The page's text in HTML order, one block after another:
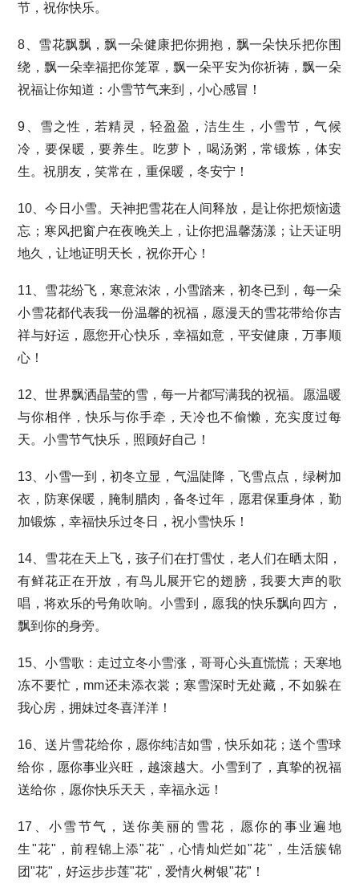
节，祝你快乐。
8、雪花飘飘，飘一朵健康把你拥抱，飘一朵快乐把你围
绕，飘一朵幸福把你笼罩，飘一朵平安为你祈祷，飘一朵
祝福让你知道：小雪节气来到，小心感冒！
9、雪之性，若精灵，轻盈盈，洁生生，小雪节，气候
冷，要保暖，要养生。吃萝卜，喝汤粥，常锻炼，体安
生。祝朋友，笑常在，重保暖，冬安宁！
10、今日小雪。天神把雪花在人间释放，是让你把烦恼遗
忘；寒风把窗户在夜晚关上，让你把温馨荡漾；让天证明
地久，让地证明天长，祝你开心！
11、雪花纷飞，寒意浓浓，小雪踏来，初冬已到，每一朵
小雪花都代表我一份温馨的祝福，愿漫天的雪花带给你吉
祥与好运，愿您开心快乐，幸福如意，平安健康，万事顺
心！
12、世界飘洒晶莹的雪，每一片都写满我的祝福。愿温暖
与你相伴，快乐与你手牵，天冷也不偷懒，充实度过每
天。小雪节气快乐，照顾好自己！
13、小雪一到，初冬立显，气温陡降，飞雪点点，绿树加
衣，防寒保暖，腌制腊肉，备冬过年，愿君保重身体，勤
加锻炼，幸福快乐过冬日，祝小雪快乐！
14、雪花在天上飞，孩子们在打雪仗，老人们在晒太阳，
有鲜花正在开放，有鸟儿展开它的翅膀，我要大声的歌
唱，将欢乐的号角吹响。小雪到，愿我的快乐飘向四方，
飘到你的身旁。
15、小雪歌：走过立冬小雪涨，哥哥心头直慌慌；天寒地
冻不要忙，mm还未添衣裳；寒雪深时无处藏，不如躲在
我心房，拥妹过冬喜洋洋！
16、送片雪花给你，愿你纯洁如雪，快乐如花；送个雪球
给你，愿你事业兴旺，越滚越大。小雪到了，真挚的祝福
送给你，愿你快乐天天，幸福永远！
17、小雪节气，送你美丽的雪花，愿你的事业遍地
生"花"，前程锦上添"花"，心情灿烂如"花"，生活簇锦
团"花"，好运步步莲"花"，爱情火树银"花"！